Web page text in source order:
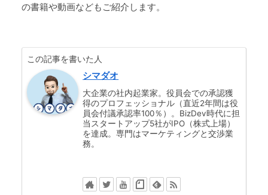
の書籍や動画などもご紹介します。
この記事を書いた人
シマダオ
大企業の社内起業家。役員会での承認獲
得のプロフェッショナル（直近2年間は役
員会付議承認率100％）。BizDev時代に担
当スタートアップ5社がIPO（株式上場）
を達成。専門はマーケティングと交渉業
務。